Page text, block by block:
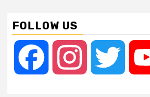
FOLLOW US
Facebook Instagram Twitter